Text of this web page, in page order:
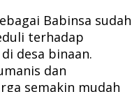
Babinsa sudah
terhadap
desa binaan.
dan
semakin mudah